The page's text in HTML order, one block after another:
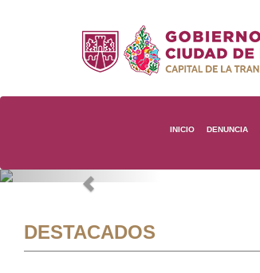
INICIO DENUNCIA
Previous
DESTACADOS